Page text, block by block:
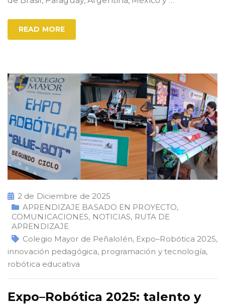
READ MORE
2 de Diciembre de 2025
APRENDIZAJE BASADO EN PROYECTO,
COMUNICACIONES, NOTICIAS, RUTA DE
APRENDIZAJE
Colegio Mayor de Peñalolén, Expo–Robótica 2025,
innovación pedagógica, programación y tecnología,
robótica educativa
Expo–Robótica 2025: talento y